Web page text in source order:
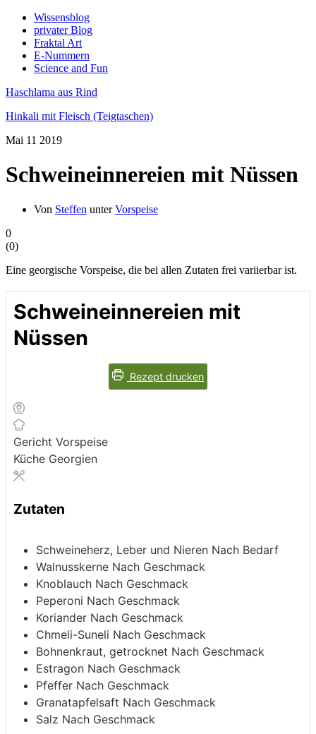
Wissensblog
privater Blog
Fraktal Art
E-Nummern
Science and Fun
Haschlama aus Rind
Hinkali mit Fleisch (Teigtaschen)
Mai 11 2019
Schweineinnereien mit Nüssen
Von Steffen unterVorspeise
0
(0)
Eine georgische Vorspeise, die bei allen Zutaten frei variierbar ist.
Schweineinnereien mit
Nüssen
Rezept drucken
Gericht Vorspeise
Küche Georgien
Zutaten
Schweineherz, Leber und Nieren Nach Bedarf
Walnusskerne Nach Geschmack
Knoblauch Nach Geschmack
Peperoni Nach Geschmack
Koriander Nach Geschmack
Chmeli-Suneli Nach Geschmack
Bohnenkraut, getrocknet Nach Geschmack
Estragon Nach Geschmack
Pfeffer Nach Geschmack
Granatapfelsaft Nach Geschmack
Salz Nach Geschmack